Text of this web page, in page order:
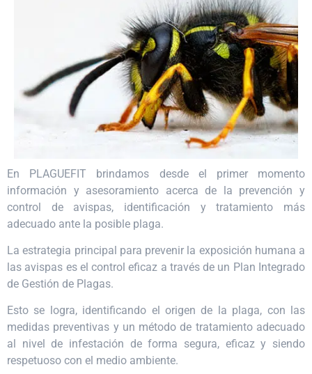
En PLAGUEFIT brindamos desde el primer momento
información y asesoramiento acerca de la prevención y
control de avispas, identificación y tratamiento más
adecuado ante la posible plaga.
La estrategia principal para prevenir la exposición humana a
las avispas es el control eficaz a través de un Plan Integrado
de Gestión de Plagas.
Esto se logra, identificando el origen de la plaga, con las
medidas preventivas y un método de tratamiento adecuado
al nivel de infestación de forma segura, eficaz y siendo
respetuoso con el medio ambiente.